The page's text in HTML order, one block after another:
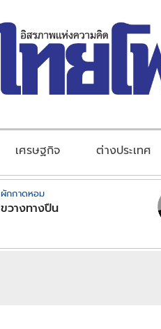
เศรษฐกิจ ต่างประเทศ
ผักกาดหอม
ขวางทางปืน